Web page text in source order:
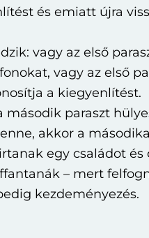
és emiatt újra
vagy az első
vagy az első
a kiegyenlítést.
második paraszt
akkor a
egy családot és
– mert
kezdeményezés.